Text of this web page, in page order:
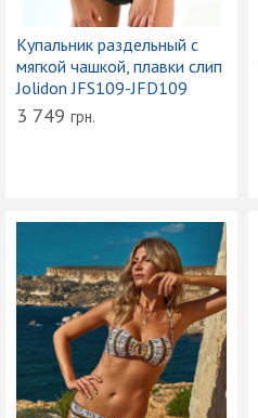
Купальник раздельный с
мягкой чашкой, плавки слип
Jolidon JFS109-JFD109
3 749 грн.